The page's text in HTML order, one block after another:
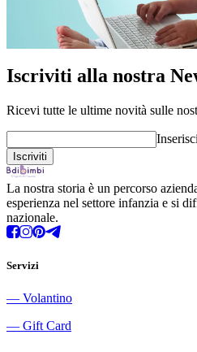
Iscriviti alla nostra
Ricevi tutte le ultime novità sulle
La nostra storia è un percorso
esperienza nel settore infanzia e si
nazionale.
Servizi
― Volantino
― Gift Card